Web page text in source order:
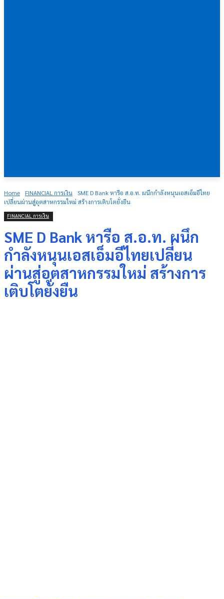
Home FINANCIAL การเงิน
SME D Bank หารือ ส.อ.ท. ผนึกกำลังหนุนเอสเอ็มอีไทย
เปลี่ยนผ่านสู่อุตสาหกรรมใหม่ สร้างการเติบโตยั่งยืน
FINANCIAL การเงิน
SME D Bank หารือ ส.อ.ท. ผนึก
กำลังหนุนเอสเอ็มอีไทยเปลี่ยน
ผ่านสู่อุตสาหกรรมใหม่ สร้างการ
เติบโตยั่งยืน